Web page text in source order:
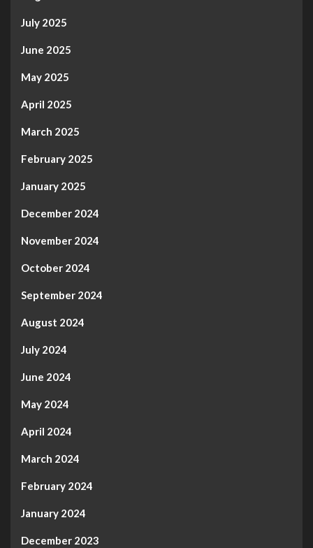
July 2025
June 2025
May 2025
April 2025
March 2025
February 2025
January 2025
December 2024
November 2024
October 2024
September 2024
August 2024
July 2024
June 2024
May 2024
April 2024
March 2024
February 2024
January 2024
December 2023